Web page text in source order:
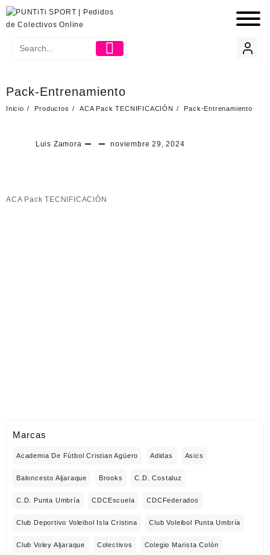
Pack-Entrenamiento
Inicio Productos ACA Pack TECNIFICACIÓN Pack-Entrenamiento
Luis Zamora noviembre 29, 2024
ACA Pack TECNIFICACIÓN
Marcas
Academia De Fútbol Cristian Agüero Adidas Asics
Baloncesto Aljaraque Brooks C.D. Costaluz
C.D. Punta Umbría CDCEscuela CDCFederados
Club Deportivo Voleibol Isla Cristina Club Voleibol Punta Umbría
Club Voley Aljaraque Colectivos Colegio Marista Colón